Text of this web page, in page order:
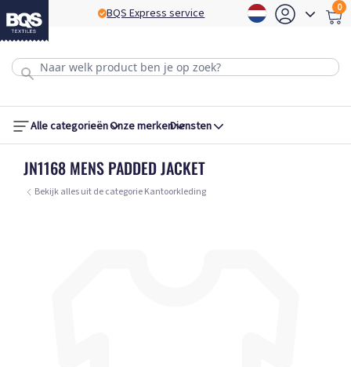
BQS Express service 0
Alle categorieënOnze merkenDiensten
JN1168 MENS PADDED JACKET
Bekijk alles uit de categorie Kantoorkleding